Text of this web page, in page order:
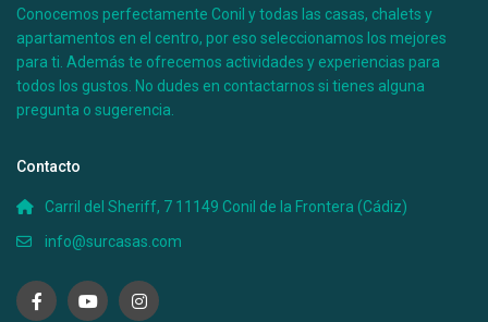
Conocemos perfectamente Conil y todas las casas, chalets y
apartamentos en el centro, por eso seleccionamos los mejores
para ti. Además te ofrecemos actividades y experiencias para
todos los gustos. No dudes en contactarnos si tienes alguna
pregunta o sugerencia.
Contacto
Carril del Sheriff, 7 11149 Conil de la Frontera (Cádiz)
info@surcasas.com